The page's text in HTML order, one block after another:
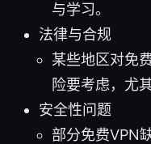
与学习。
法律与合规
某些地区对免
险要考虑，尤
安全性问题
部分免费VPN